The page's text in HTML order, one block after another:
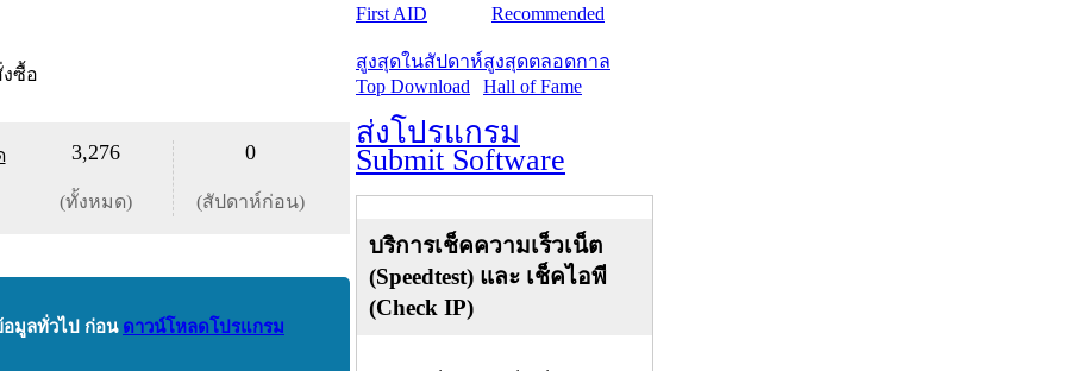
งซื้อ
3,276
(ทั้งหมด)
0
(สัปดาห์ก่อน)
มูลทั่วไป ก่อน ดาวน์โหลดโปรแกรม
First AID
Recommended
สูงสุดในสัปดาห์
Top Download
สูงสุดตลอดกาล
Hall of Fame
ส่งโปรแกรม
Submit Software
บริการเช็คความเร็วเน็ต
(Speedtest) และ เช็คไอพี
(Check IP)